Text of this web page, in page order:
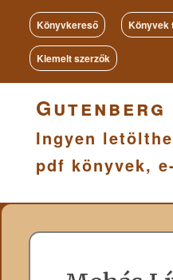
Könyvkereső Könyvek
Kiemelt szerzők
Ingyen
pdf könyvek,